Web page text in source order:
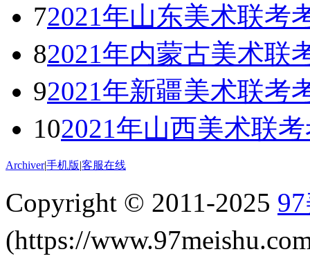
72021年山东美术联考
82021年内蒙古美术联
92021年新疆美术联考
102021年山西美术联
Archiver|手机版|客服在线
Copyright © 2011-2025
(https://